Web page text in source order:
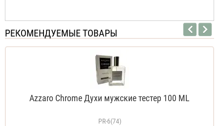
РЕКОМЕНДУЕМЫЕ ТОВАРЫ
Azzaro Chrome Духи мужские тестер 100 ML
PR-6(74)